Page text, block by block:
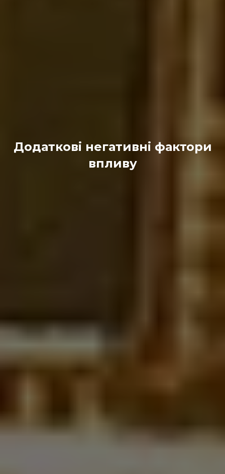
Додаткові негативні фактори
впливу